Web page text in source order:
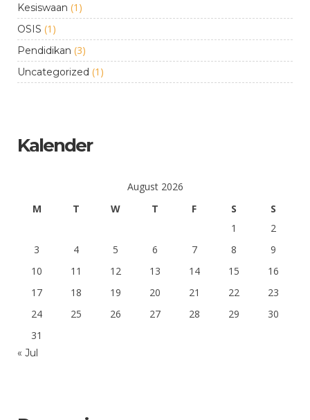
Kesiswaan (1)
OSIS (1)
Pendidikan (3)
Uncategorized (1)
Kalender
August 2026
M
T W T F S
S
1
2
3
4 5 6 7 8
9
10
11 12 13 14 15
16
17
18 19 20 21 22
23
24
25 26 27 28 29
30
31
« Jul